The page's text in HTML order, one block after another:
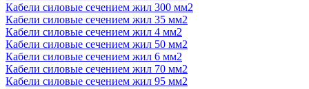
Кабели силовые сечением жил 300 мм2
Кабели силовые сечением жил 35 мм2
Кабели силовые сечением жил 4 мм2
Кабели силовые сечением жил 50 мм2
Кабели силовые сечением жил 6 мм2
Кабели силовые сечением жил 70 мм2
Кабели силовые сечением жил 95 мм2